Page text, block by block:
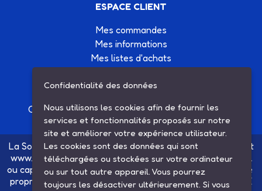
ESPACE CLIENT
Mes commandes
Mes informations
Mes listes d'achats
Contactez-nous
Création site Internet Factor’IT| Mentions légales
La Société SARL ETS MAUGER, exploitante du site internet
www.ets-mauger.com, n'a aucun lien juridique, commercial
ou capitalistique avec la société SINBAR - Groupe Easybike
propriétaire des marques SOLEX, VELOSOLEX, SOLEXINE
Confidentialité des données
Nous utilisons les cookies afin de fournir les
services et fonctionnalités proposés sur notre
site et améliorer votre expérience utilisateur.
Les cookies sont des données qui sont
téléchargées ou stockées sur votre ordinateur
ou sur tout autre appareil. Vous pourrez
toujours les désactiver ultérieurement. Si vous